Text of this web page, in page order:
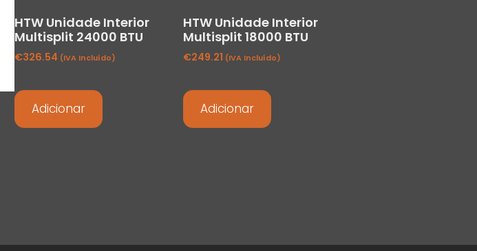
HTW Unidade Interior
Multisplit 24000 BTU
€326.54 (IVA Incluído)
Adicionar
HTW Unidade Interior
Multisplit 18000 BTU
€249.21 (IVA Incluído)
Adicionar